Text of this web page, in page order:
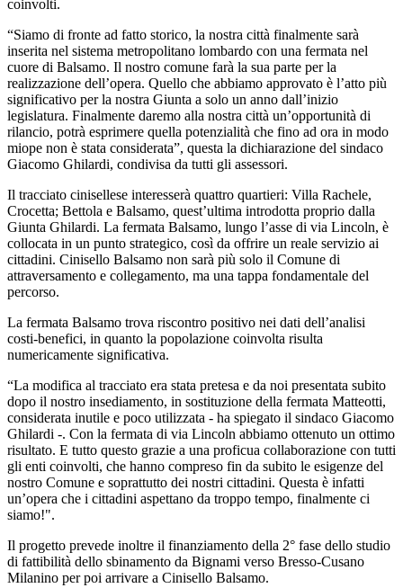
coinvolti.
“Siamo di fronte ad fatto storico, la nostra città finalmente sarà
inserita nel sistema metropolitano lombardo con una fermata nel
cuore di Balsamo. Il nostro comune farà la sua parte per la
realizzazione dell’opera. Quello che abbiamo approvato è l’atto più
significativo per la nostra Giunta a solo un anno dall’inizio
legislatura. Finalmente daremo alla nostra città un’opportunità di
rilancio, potrà esprimere quella potenzialità che fino ad ora in modo
miope non è stata considerata”, questa la dichiarazione del sindaco
Giacomo Ghilardi, condivisa da tutti gli assessori.
Il tracciato cinisellese interesserà quattro quartieri: Villa Rachele,
Crocetta; Bettola e Balsamo, quest’ultima introdotta proprio dalla
Giunta Ghilardi. La fermata Balsamo, lungo l’asse di via Lincoln, è
collocata in un punto strategico, così da offrire un reale servizio ai
cittadini. Cinisello Balsamo non sarà più solo il Comune di
attraversamento e collegamento, ma una tappa fondamentale del
percorso.
La fermata Balsamo trova riscontro positivo nei dati dell’analisi
costi-benefici, in quanto la popolazione coinvolta risulta
numericamente significativa.
“La modifica al tracciato era stata pretesa e da noi presentata subito
dopo il nostro insediamento, in sostituzione della fermata Matteotti,
considerata inutile e poco utilizzata - ha spiegato il sindaco Giacomo
Ghilardi -. Con la fermata di via Lincoln abbiamo ottenuto un ottimo
risultato. E tutto questo grazie a una proficua collaborazione con tutti
gli enti coinvolti, che hanno compreso fin da subito le esigenze del
nostro Comune e soprattutto dei nostri cittadini. Questa è infatti
un’opera che i cittadini aspettano da troppo tempo, finalmente ci
siamo!".
Il progetto prevede inoltre il finanziamento della 2° fase dello studio
di fattibilità dello sbinamento da Bignami verso Bresso-Cusano
Milanino per poi arrivare a Cinisello Balsamo.